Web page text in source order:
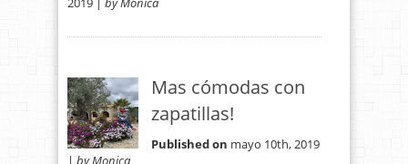
Mas cómodas con
zapatillas!
Published on mayo 10th, 2019
| by Monica